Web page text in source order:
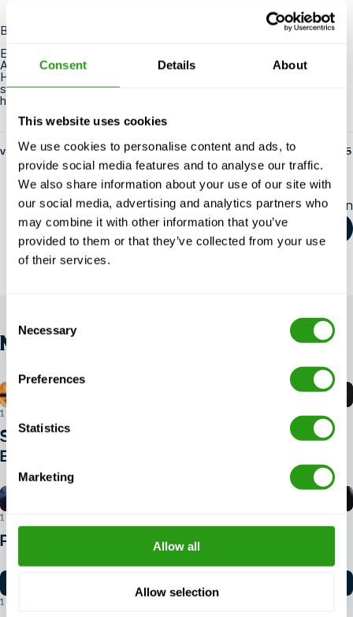
Consent Details About
This website uses cookies
We use cookies to personalise content and ads, to
provide social media features and to analyse our traffic.
We also share information about your use of our site with
our social media, advertising and analytics partners who
may combine it with other information that you’ve
provided to them or that they’ve collected from your use
of their services.
Selection
Necessary
Preferences
Statistics
Marketing
Allow all
Allow selection
Bewerbung
Erkennen Sie sich in unserem Profil eines
Außendienstmitarbeiters wieder und wollen Sie die
Herausforderung annehmen, dann warten Sie nicht länger und
senden Sie Ihre Motivation und Ihren Lebenslauf an
hr@fmtcsafety.com.
von fs-admin 14. Mai 2025
Diesen Artikel teilen
NEWS
14. MAI 2025
Stellenausschreibung: Technischer
Einkäufer (32-40 Stunden)
14. MAI 2025
Personalleiter
14. MAI 2025